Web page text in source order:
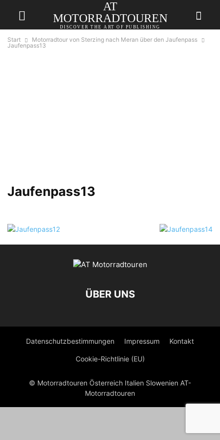
AT
MOTORRADTOUREN
DISCOVER THE ART OF PUBLISHING
Start
Motorradtour von Sterzing nach Meran über den Jaufenpass
Jaufenpass13
Jaufenpass13
ÜBER UNS
Datenschutzbestimmungen Impressum Kontakt
Cookie-Richtlinie (EU)
© Motorradtouren Österreich Italien Slowenien AT-
Motorradtouren